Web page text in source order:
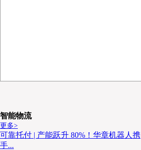
智能物流
更多>
可靠托付 | 产能跃升 80%！华章机器人携
手...